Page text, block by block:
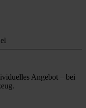
Angebot – bei